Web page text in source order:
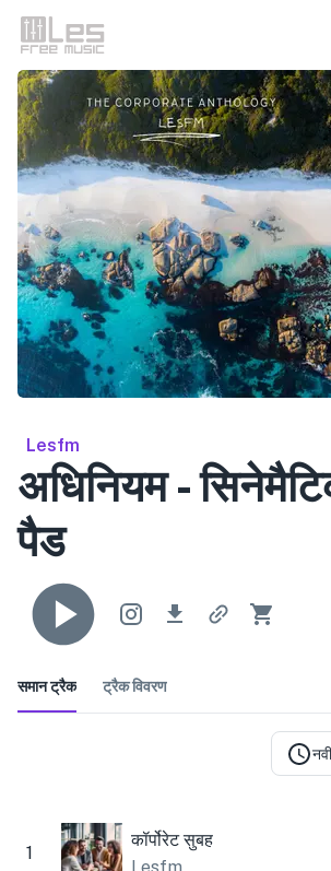
Lesfm
अधिनियम -
पैड
समान ट्रैक ट्रैक विवरण
1
कॉर्पोरेट सुबह
Lesfm